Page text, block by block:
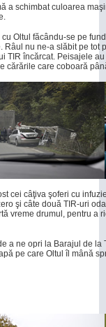
a schimbat culoarea
Oltul făcându-se pe
nu ne-a slăbit pe tot
TIR încărcat. Peisajele
cărările care coboară
cei câţiva şoferi cu
şi câte două TIR-uri
vreme drumul, pentru a
a ne opri la Barajul de
pe care Oltul îl mână